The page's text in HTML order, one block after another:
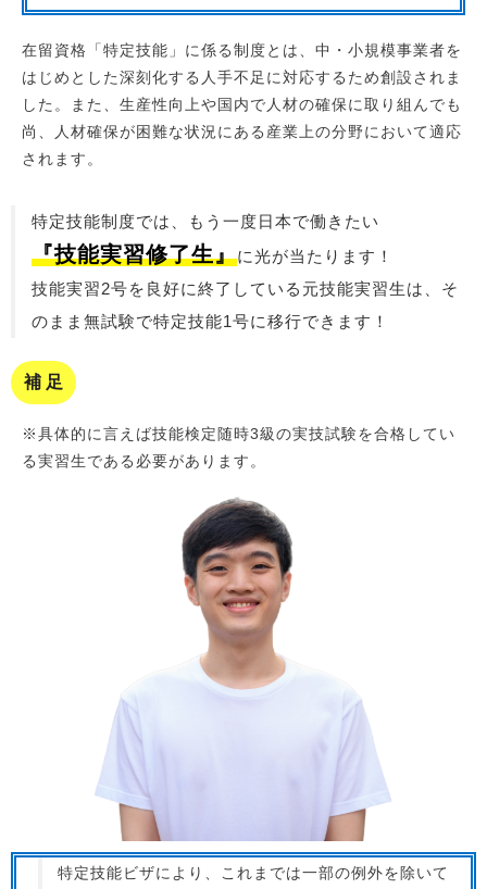
在留資格「特定技能」に係る制度とは、中・小規模事業者を
はじめとした深刻化する人手不足に対応するため創設されま
した。また、生産性向上や国内で人材の確保に取り組んでも
尚、人材確保が困難な状況にある産業上の分野において適応
されます。
特定技能制度では、もう一度日本で働きたい
『技能実習修了生』に光が当たります！
技能実習2号を良好に終了している元技能実習生は、そ
のまま無試験で特定技能1号に移行できます！
補 足
※具体的に言えば技能検定随時3級の実技試験を合格してい
る実習生である必要があります。
特定技能ビザにより、これまでは一部の例外を除いて